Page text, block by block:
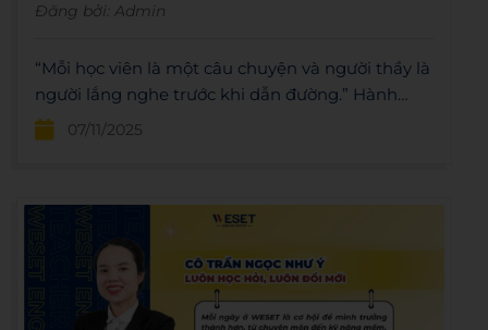
Đăng bởi: Admin
“Mỗi học viên là một câu chuyện và người thầy là
người lắng nghe trước khi dẫn đường.” Hành
trình của cô Suzie tại WESET English Center bắt
đầu từ chính triết lý ấy.
07/11/2025